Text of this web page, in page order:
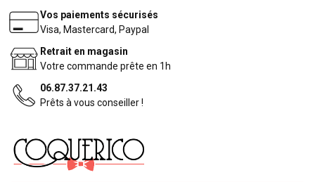
Vos paiements sécurisés
Visa, Mastercard, Paypal
Retrait en magasin
Votre commande prête en 1h
06.87.37.21.43
Prêts à vous conseiller !